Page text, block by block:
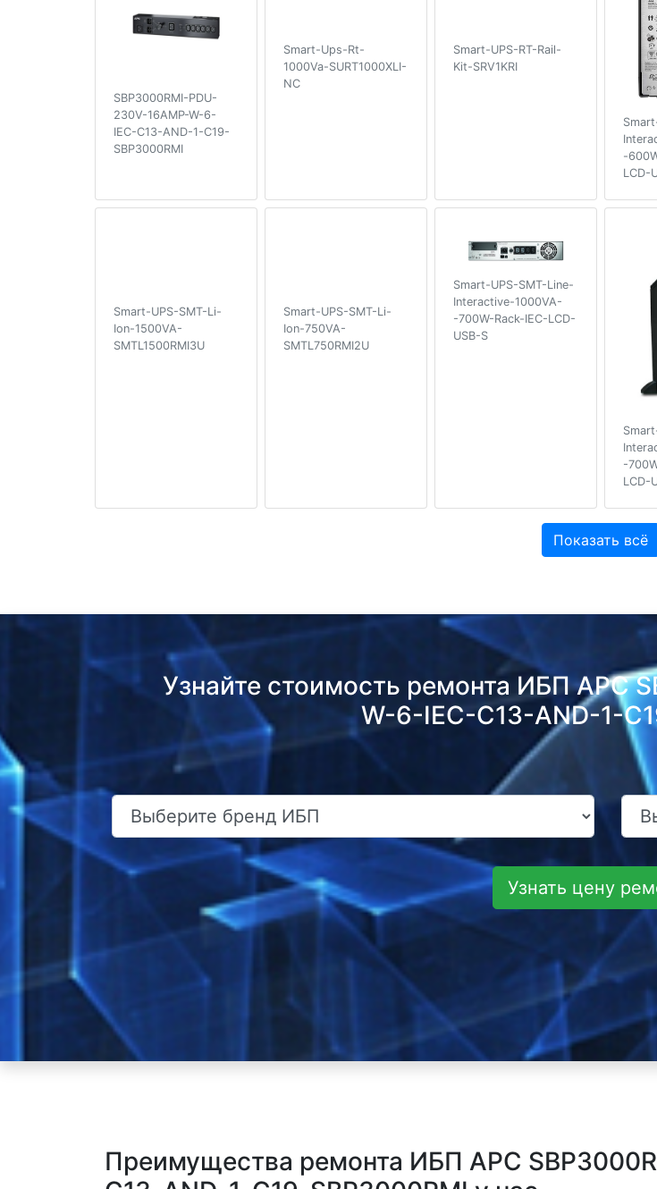
SBP3000RMI-PDU-
230V-16AMP-W-6-
IEC-C13-AND-1-C19-
SBP3000RMI
Smart-Ups-Rt-
1000Va-SURT1000XLI-
NC
Smart-UPS-RT-Rail-
Kit-SRV1KRI
-
LCD-
Smart-UPS-SMT-Li-
Ion-1500VA-
SMTL1500RMI3U
Smart-UPS-SMT-Li-
Ion-750VA-
SMTL750RMI2U
Smart-UPS-SMT-Line-
Interactive-1000VA-
-700W-Rack-IEC-LCD-
USB-S
-
LCD-
Показать всё
Узнайте стоимость ремонта ИБП APC
W-6-IEC-C13-AND-1-
Узнать цену
Преимущества ремонта ИБП APC